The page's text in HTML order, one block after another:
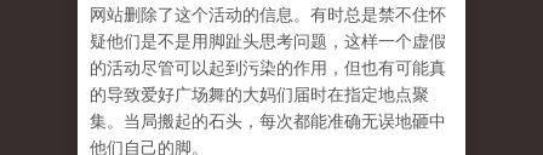
网站删除了这个活动的信息。有时总是禁不住怀
疑他们是不是用脚趾头思考问题，这样一个虚假
的活动尽管可以起到污染的作用，但也有可能真
的导致爱好广场舞的大妈们届时在指定地点聚
集。当局搬起的石头，每次都能准确无误地砸中
他们自己的脚。